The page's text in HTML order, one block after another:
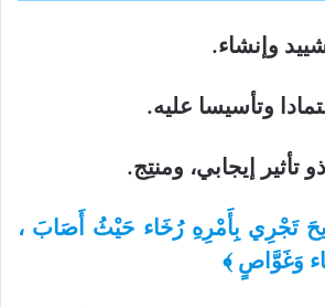
وإنشاء‏.
وتأسيسا عليه.
تأثير إيجابي، ومنتِج.
تَجْرِي بِأَمْرِهِ رُخَاء حَيْثُ أَصَابَ ،
وَغَوَّاصٍ ﴾